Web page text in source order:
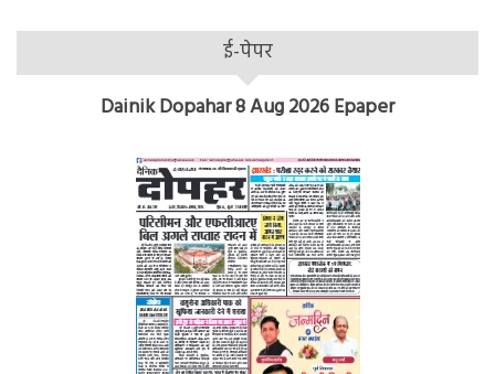
ई-पेपर
Dainik Dopahar 8 Aug 2026 Epaper